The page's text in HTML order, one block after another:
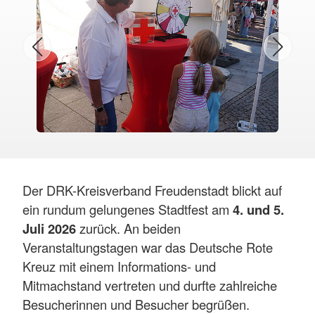
Der DRK-Kreisverband Freudenstadt blickt auf
ein rundum gelungenes Stadtfest am 4. und 5.
Juli 2026zurück. An beiden
Veranstaltungstagen war das Deutsche Rote
Kreuz mit einem Informations- und
Mitmachstand vertreten und durfte zahlreiche
Besucherinnen und Besucher begrüßen.